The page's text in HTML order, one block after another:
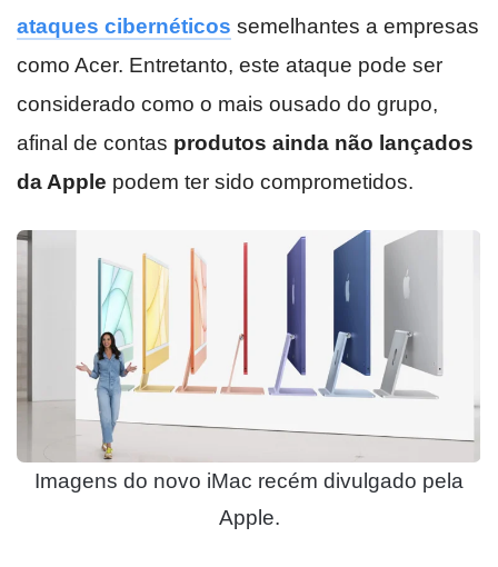
ataques cibernéticos semelhantes a empresas
como Acer. Entretanto, este ataque pode ser
considerado como o mais ousado do grupo,
afinal de contas produtos ainda não lançados
da Apple podem ter sido comprometidos.
Imagens do novo iMac recém divulgado pela
Apple.